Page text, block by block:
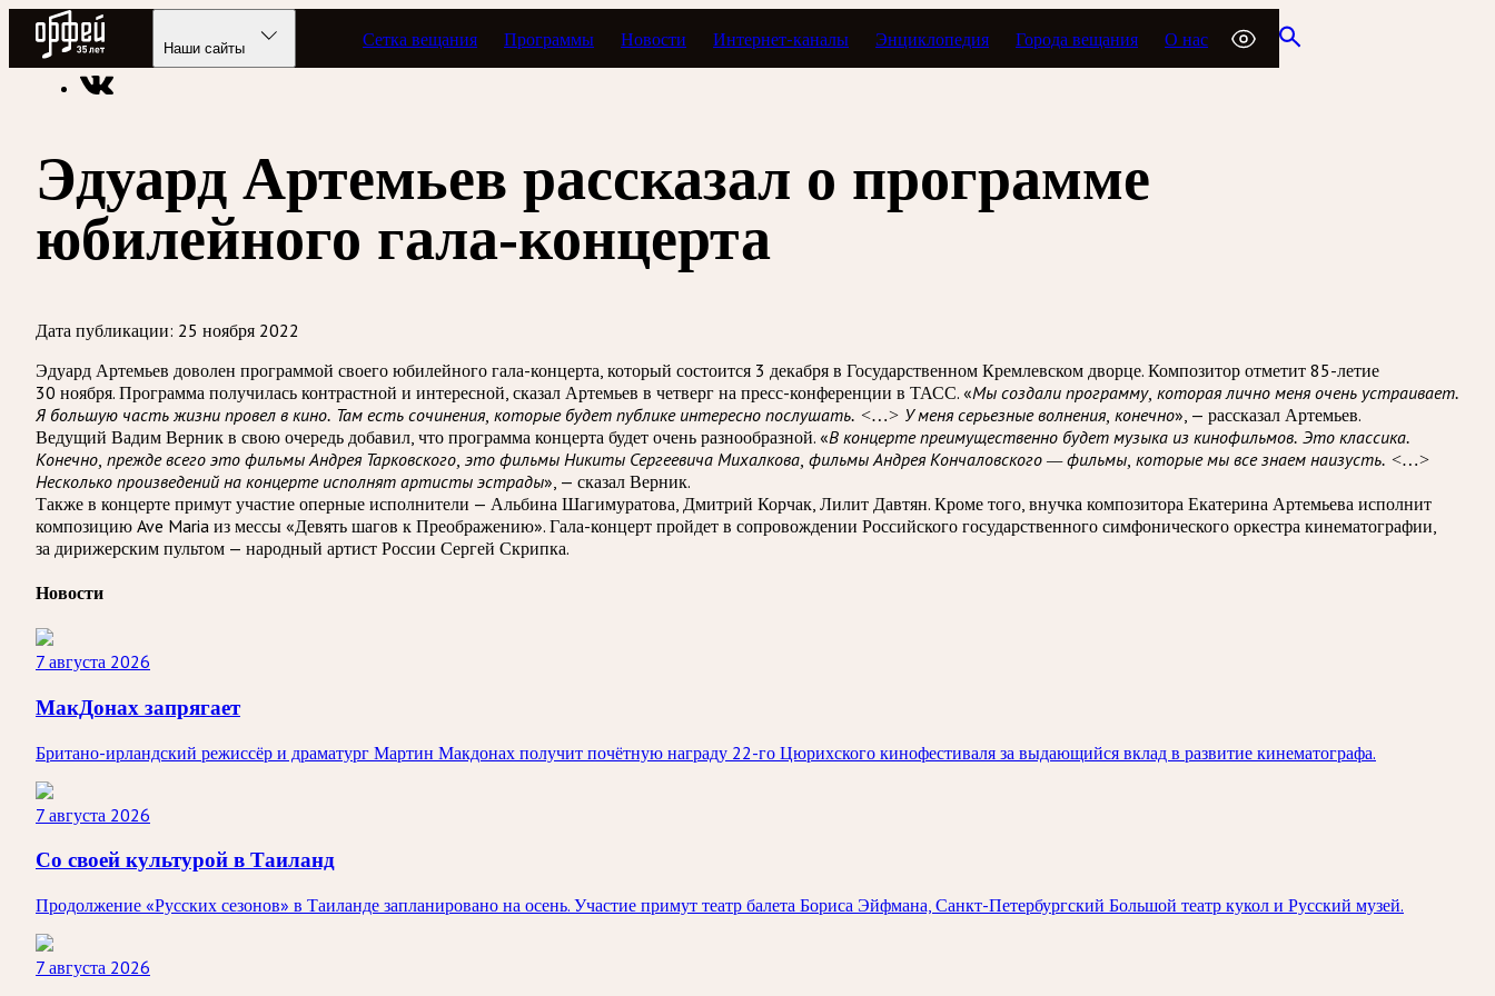
Радио Орфей
Наши сайты Сетка вещания Программы Новости Интернет-каналы Энциклопедия Города вещания О нас
Радио классической музыки «Орфей» Новости
Эдуард Артемьев рассказал о программе
юбилейного гала-концерта
Дата публикации: 25 ноября 2022
Эдуард Артемьев доволен программой своего юбилейного гала-концерта, который состоится 3 декабря в Государственном Кремлевском дворце. Композитор отметит 85-летие
30 ноября. Программа получилась контрастной и интересной, сказал Артемьев в четверг на пресс-конференции в ТАСС. «Мы создали программу, которая лично меня очень устраивает.
Я большую часть жизни провел в кино. Там есть сочинения, которые будет публике интересно послушать. <…> У меня серьезные волнения, конечно», — рассказал Артемьев.
Ведущий Вадим Верник в свою очередь добавил, что программа концерта будет очень разнообразной. «В концерте преимущественно будет музыка из кинофильмов. Это классика.
Конечно, прежде всего это фильмы Андрея Тарковского, это фильмы Никиты Сергеевича Михалкова, фильмы Андрея Кончаловского — фильмы, которые мы все знаем наизусть. <…>
Несколько произведений на концерте исполнят артисты эстрады», — сказал Верник.
Также в концерте примут участие оперные исполнители — Альбина Шагимуратова, Дмитрий Корчак, Лилит Давтян. Кроме того, внучка композитора Екатерина Артемьева исполнит
композицию Ave Maria из мессы «Девять шагов к Преображению». Гала-концерт пройдет в сопровождении Российского государственного симфонического оркестра кинематографии,
за дирижерским пультом — народный артист России Сергей Скрипка.
Новости
7 августа 2026
МакДонах запрягает
Британо-ирландский режиссёр и драматург Мартин Макдонах получит почётную награду 22-го Цюрихского кинофестиваля за выдающийся вклад в развитие кинематографа.
7 августа 2026
Со своей культурой в Таиланд
Продолжение «Русских сезонов» в Таиланде запланировано на осень. Участие примут театр балета Бориса Эйфмана, Санкт-Петербургский Большой театр кукол и Русский музей.
7 августа 2026